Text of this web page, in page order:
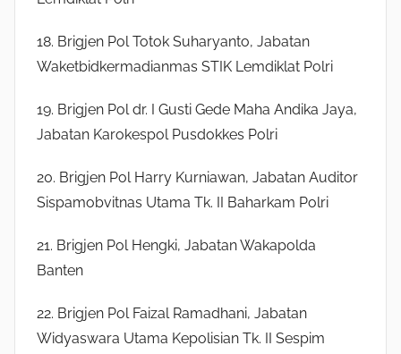
18. Brigjen Pol Totok Suharyanto, Jabatan
Waketbidkermadianmas STIK Lemdiklat Polri
19. Brigjen Pol dr. I Gusti Gede Maha Andika Jaya,
Jabatan Karokespol Pusdokkes Polri
20. Brigjen Pol Harry Kurniawan, Jabatan Auditor
Sispamobvitnas Utama Tk. II Baharkam Polri
21. Brigjen Pol Hengki, Jabatan Wakapolda
Banten
22. Brigjen Pol Faizal Ramadhani, Jabatan
Widyaswara Utama Kepolisian Tk. II Sespim